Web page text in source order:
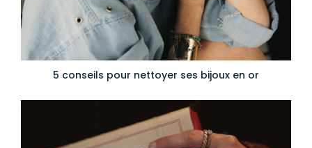
5 conseils pour nettoyer ses bijoux en or